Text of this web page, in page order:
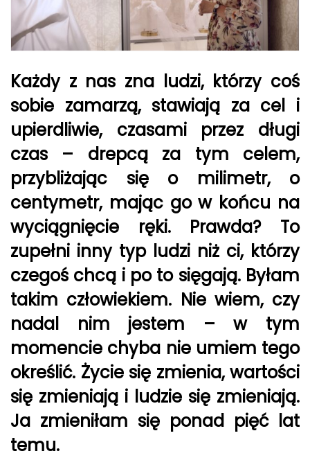
Każdy z nas zna ludzi, którzy coś
sobie zamarzą, stawiają za cel i
upierdliwie, czasami przez długi
czas – drepcą za tym celem,
przybliżając się o milimetr, o
centymetr, mając go w końcu na
wyciągnięcie ręki. Prawda? To
zupełni inny typ ludzi niż ci, którzy
czegoś chcą i po to sięgają. Byłam
takim człowiekiem. Nie wiem, czy
nadal nim jestem – w tym
momencie chyba nie umiem tego
określić. Życie się zmienia, wartości
się zmieniają i ludzie się zmieniają.
Ja zmieniłam się ponad pięć lat
temu.